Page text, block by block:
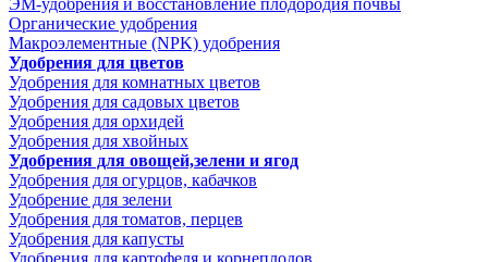
ЭМ-удобрения и восстановление плодородия почвы
Органические удобрения
Макроэлементные (NPK) удобрения
Удобрения для цветов
Удобрения для комнатных цветов
Удобрения для садовых цветов
Удобрения для орхидей
Удобрения для хвойных
Удобрения для овощей,зелени и ягод
Удобрения для огурцов, кабачков
Удобрение для зелени
Удобрения для томатов, перцев
Удобрения для капусты
Удобрения для картофеля и корнеплодов